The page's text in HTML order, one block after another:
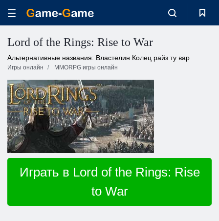
Lord of the Rings: Rise to War
Альтернативные названия: Властелин Колец райз ту вар
Игры онлайн MMORPG игры онлайн
Играть в Lord of the Rings: Rise
to War